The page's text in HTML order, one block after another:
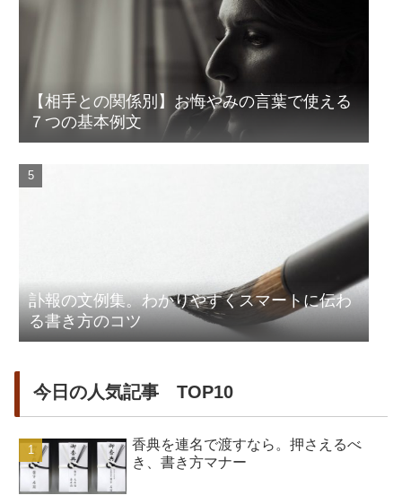
【相手との関係別】お悔やみの言葉で使える
７つの基本例文
訃報の文例集。わかりやすくスマートに伝わ
る書き方のコツ
今日の人気記事 TOP10
香典を連名で渡すなら。押さえるべ
き、書き方マナー